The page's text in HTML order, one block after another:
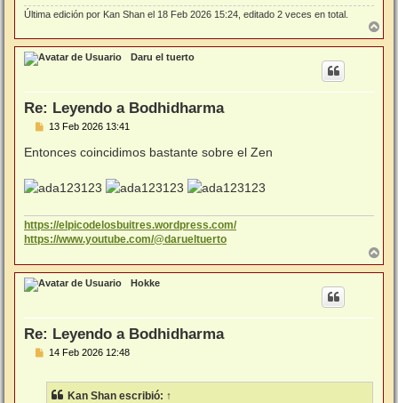
Última edición por Kan Shan el 18 Feb 2026 15:24, editado 2 veces en total.
r
r
Daru el tuerto
Re: Leyendo a Bodhidharma
M
n
e
13 Feb 2026 13:41
Entonces coincidimos bastante sobre el Zen
https://elpicodelosbuitres.wordpress.com/
https://www.youtube.com/@darueltuerto
r
r
Hokke
Re: Leyendo a Bodhidharma
M14 Feb 2026 12:48
Kan Shan escribió: ↑